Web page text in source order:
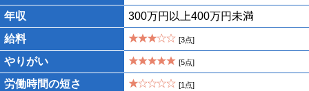
年収
300万円以上400万円未満
給料
[3点]
やりがい [5点]
労働時間の短さ [1点]